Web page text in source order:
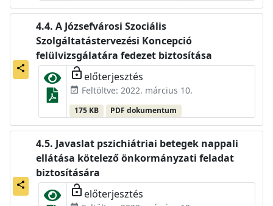
share
A Józsefvárosi Szociális
Szolgáltatástervezési Koncepció
felülvizsgálatára fedezet biztosítása
lock_open előterjesztés
event_available Feltöltve: 2022. március 10.
175 KB PDF dokumentum
share
Javaslat pszichiátriai betegek nappali
ellátása kötelező önkormányzati feladat
biztosítására
lock_open előterjesztés